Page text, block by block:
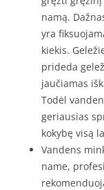
namą.
yra
kiekis.
prideda
jaučiamas
Todėl
geriausias
kokybę visą
Vandens
name,